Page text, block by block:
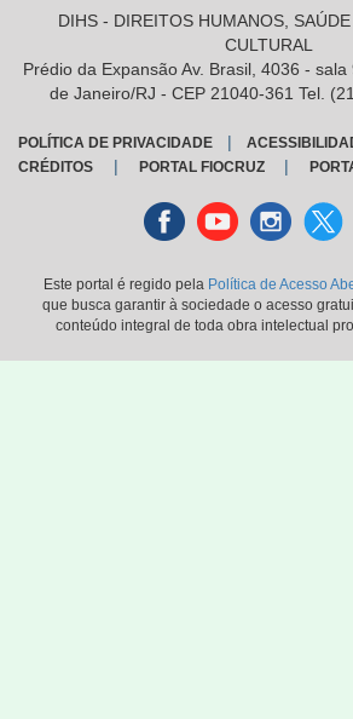
DIHS - DIREITOS HUMANOS,
CULTURAL
Prédio da Expansão Av. Brasil, 4036 -
de Janeiro/RJ - CEP 21040-361 Tel.
POLÍTICA DE PRIVACIDADE |
CRÉDITOS | PORTAL FIOCRUZ |
Facebookyoutubeinstagran
Este portal é regido pela Política de Acesso
que busca garantir à sociedade o acesso
conteúdo integral de toda obra intelectual